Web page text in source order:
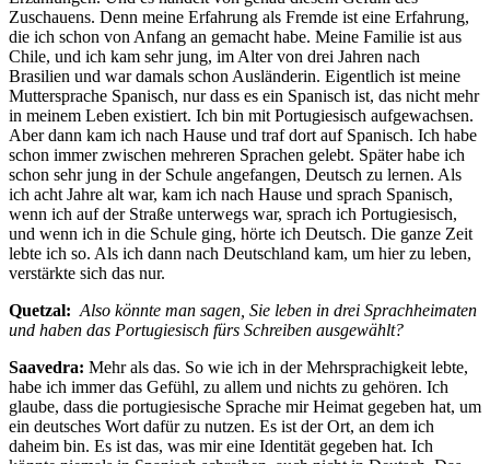
Zuschauens. Denn meine Erfahrung als Fremde ist eine Erfahrung,
die ich schon von Anfang an gemacht habe. Meine Familie ist aus
Chile, und ich kam sehr jung, im Alter von drei Jahren nach
Brasilien und war damals schon Ausländerin. Eigentlich ist meine
Muttersprache Spanisch, nur dass es ein Spanisch ist, das nicht mehr
in meinem Leben existiert. Ich bin mit Portugiesisch aufgewachsen.
Aber dann kam ich nach Hause und traf dort auf Spanisch. Ich habe
schon immer zwischen mehreren Sprachen gelebt. Später habe ich
schon sehr jung in der Schule angefangen, Deutsch zu lernen. Als
ich acht Jahre alt war, kam ich nach Hause und sprach Spanisch,
wenn ich auf der Straße unterwegs war, sprach ich Portugiesisch,
und wenn ich in die Schule ging, hörte ich Deutsch. Die ganze Zeit
lebte ich so. Als ich dann nach Deutschland kam, um hier zu leben,
verstärkte sich das nur.
Quetzal: Also könnte man sagen, Sie leben in drei Sprachheimaten
und haben das Portugiesisch fürs Schreiben ausgewählt?
Saavedra: Mehr als das. So wie ich in der Mehrsprachigkeit lebte,
habe ich immer das Gefühl, zu allem und nichts zu gehören. Ich
glaube, dass die portugiesische Sprache mir Heimat gegeben hat, um
ein deutsches Wort dafür zu nutzen. Es ist der Ort, an dem ich
daheim bin. Es ist das, was mir eine Identität gegeben hat. Ich